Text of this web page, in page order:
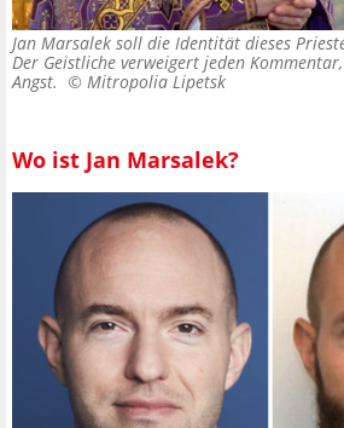
Jan Marsalek soll die Identität dieses
Der Geistliche verweigert jeden
Angst. © Mitropolia Lipetsk
Wo ist Jan Marsalek?